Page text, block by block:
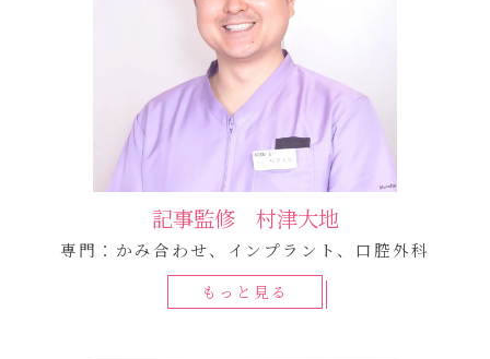
記事監修 村津大地
専門：かみ合わせ、インプラント、口腔外科
もっと見る